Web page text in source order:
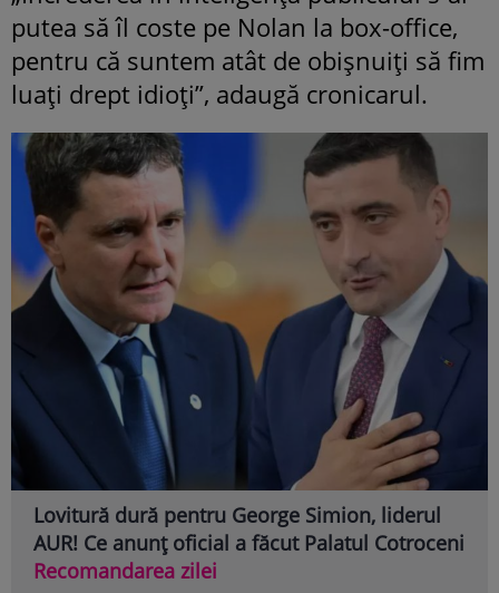
putea să îl coste pe Nolan la box-office,
pentru că suntem atât de obişnuiţi să fim
luaţi drept idioţi”, adaugă cronicarul.
Lovitură dură pentru George Simion, liderul
AUR! Ce anunț oficial a făcut Palatul Cotroceni
Recomandarea zilei